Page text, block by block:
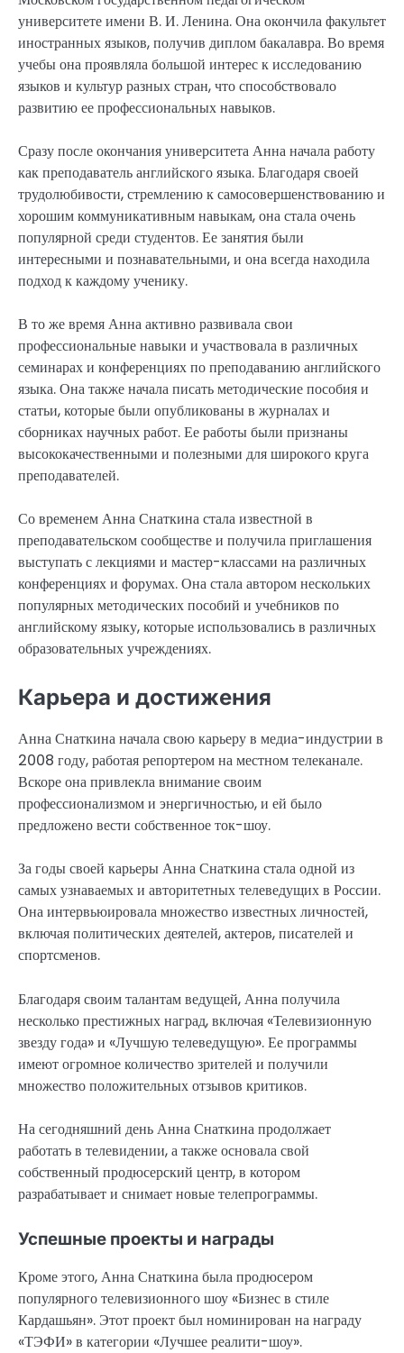
университете имени В. И. Ленина. Она окончила факультет
иностранных языков, получив диплом бакалавра. Во время
учебы она проявляла большой интерес к исследованию
языков и культур разных стран, что способствовало
развитию ее профессиональных навыков.
Сразу после окончания университета Анна начала работу
как преподаватель английского языка. Благодаря своей
трудолюбивости, стремлению к самосовершенствованию и
хорошим коммуникативным навыкам, она стала очень
популярной среди студентов. Ее занятия были
интересными и познавательными, и она всегда находила
подход к каждому ученику.
В то же время Анна активно развивала свои
профессиональные навыки и участвовала в различных
семинарах и конференциях по преподаванию английского
языка. Она также начала писать методические пособия и
статьи, которые были опубликованы в журналах и
сборниках научных работ. Ее работы были признаны
высококачественными и полезными для широкого круга
преподавателей.
Со временем Анна Снаткина стала известной в
преподавательском сообществе и получила приглашения
выступать с лекциями и мастер-классами на различных
конференциях и форумах. Она стала автором нескольких
популярных методических пособий и учебников по
английскому языку, которые использовались в различных
образовательных учреждениях.
Карьера и достижения
Анна Снаткина начала свою карьеру в медиа-индустрии в
2008 году, работая репортером на местном телеканале.
Вскоре она привлекла внимание своим
профессионализмом и энергичностью, и ей было
предложено вести собственное ток-шоу.
За годы своей карьеры Анна Снаткина стала одной из
самых узнаваемых и авторитетных телеведущих в России.
Она интервьюировала множество известных личностей,
включая политических деятелей, актеров, писателей и
спортсменов.
Благодаря своим талантам ведущей, Анна получила
несколько престижных наград, включая «Телевизионную
звезду года» и «Лучшую телеведущую». Ее программы
имеют огромное количество зрителей и получили
множество положительных отзывов критиков.
На сегодняшний день Анна Снаткина продолжает
работать в телевидении, а также основала свой
собственный продюсерский центр, в котором
разрабатывает и снимает новые телепрограммы.
Успешные проекты и награды
Кроме этого, Анна Снаткина была продюсером
популярного телевизионного шоу «Бизнес в стиле
Кардашьян». Этот проект был номинирован на награду
«ТЭФИ» в категории «Лучшее реалити-шоу».